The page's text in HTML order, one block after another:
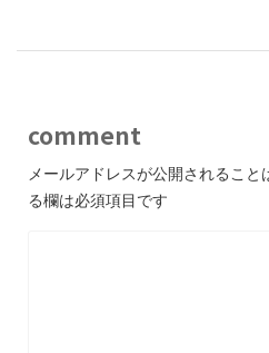
comment
メールアドレスが公開されること
る欄は必須項目です